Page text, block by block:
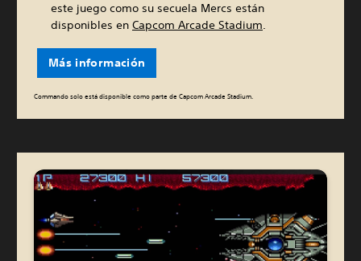
este juego como su secuela Mercs están
disponibles en Capcom Arcade Stadium.
Más información
Commando solo está disponible como parte de Capcom Arcade Stadium.